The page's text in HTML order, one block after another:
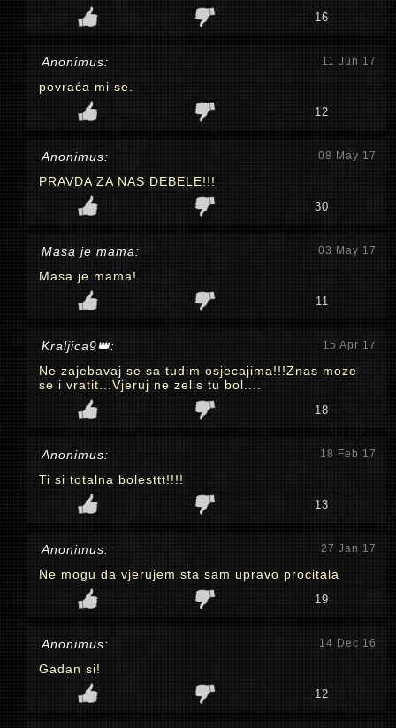
16
Anonimus: 11 Jun 17
povraća mi se.
12
Anonimus: 08 May 17
PRAVDA ZA NAS DEBELE!!!
30
Masa je mama: 03 May 17
Masa je mama!
11
Kraljica9👑: 15 Apr 17
Ne zajebavaj se sa tudim osjecajima!!!Znas moze
se i vratit...Vjeruj ne zelis tu bol....
18
Anonimus: 18 Feb 17
Ti si totalna bolesttt!!!!
13
Anonimus: 27 Jan 17
Ne mogu da vjerujem sta sam upravo procitala
19
Anonimus: 14 Dec 16
Gadan si!
12